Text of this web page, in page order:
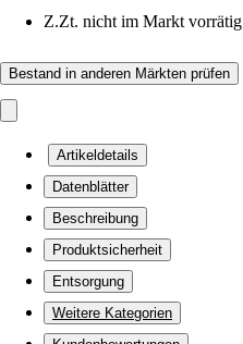
Z.Zt. nicht im Markt vorrätig
Bestand in anderen Märkten prüfen
Artikeldetails
Datenblätter
Beschreibung
Produktsicherheit
Entsorgung
Weitere Kategorien